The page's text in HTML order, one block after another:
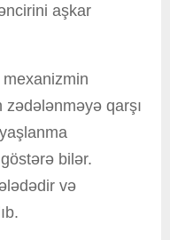
aşkar
qarşı
bilər.
və